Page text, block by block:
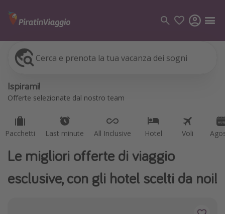
Cerca e prenota la tua vacanza dei sogni
Ispirami!
Offerte selezionate dal nostro team
Pacchetti Last minute All Inclusive Hotel Voli
Pacchetti
Voli
Vacanze
Tutte le destinazioni
Le migliori offerte di viaggio
esclusive, con gli hotel scelti da noi!